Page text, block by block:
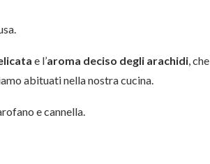
e l’aroma deciso degli arachidi, che
abituati nella nostra cucina.
e cannella.